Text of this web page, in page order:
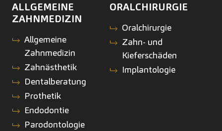
ALLGEMEINE
ZAHNMEDIZIN
Allgemeine
Zahnmedizin
Zahnästhetik
Dentalberatung
Prothetik
Endodontie
Parodontologie
ORALCHIRURGIE
Oralchirurgie
Zahn- und
Kieferschäden
Implantologie